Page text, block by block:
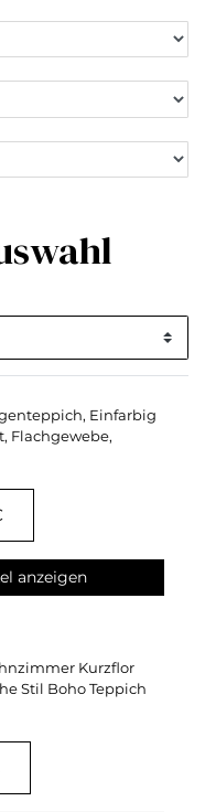
Einfarbig
Flachgewebe,
anzeigen
Kurzflor
Stil Boho Teppich
Einfarbig